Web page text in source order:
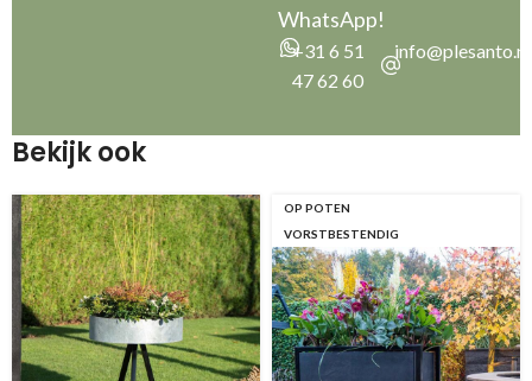
WhatsApp!
+31 6 51
47 62 60
info@plesanto.nl
Bekijk ook
OP POTEN
VORSTBESTENDIG